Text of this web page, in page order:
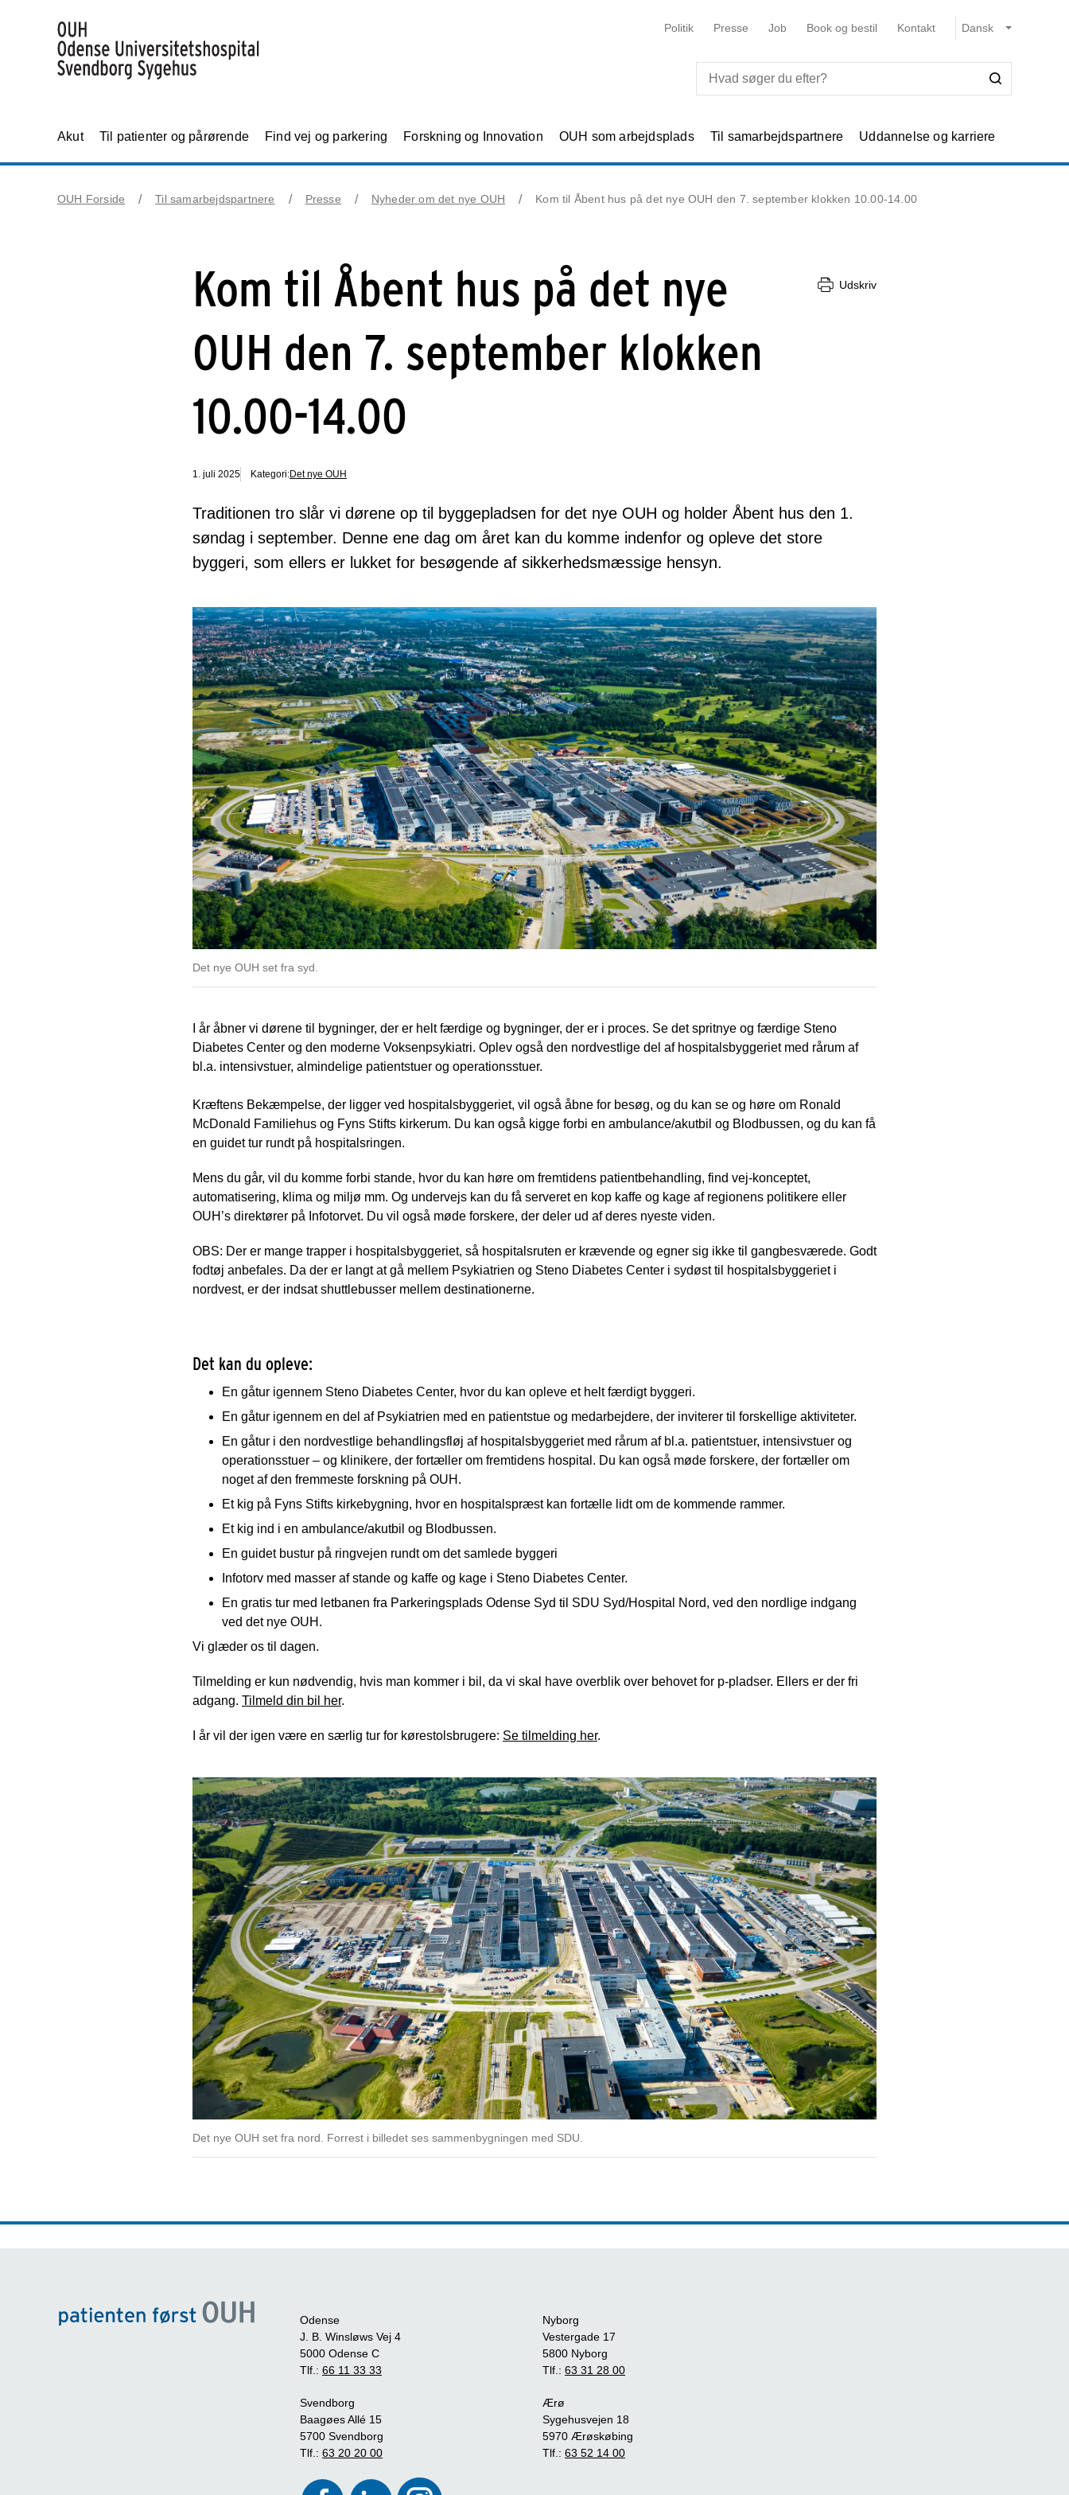
Politik Presse Job Book og bestil Kontakt
Akut Til patienter og pårørende Find vej og parkering Forskning og Innovation OUH som arbejdsplads Til samarbejdspartnere Uddannelse og karriere
OUH Forside Til samarbejdspartnere Presse Nyheder om det nye OUH Kom til Åbent hus på det nye OUH den 7. september klokken 10.00-14.00
Kom til Åbent hus på det nye
OUH den 7. september klokken
10.00-14.00
Udskriv
1. juli 2025 Kategori:Det nye OUH
Traditionen tro slår vi dørene op til byggepladsen for det nye OUH og holder Åbent hus den 1.
søndag i september. Denne ene dag om året kan du komme indenfor og opleve det store
byggeri, som ellers er lukket for besøgende af sikkerhedsmæssige hensyn.
Det nye OUH set fra syd.
I år åbner vi dørene til bygninger, der er helt færdige og bygninger, der er i proces. Se det spritnye og færdige Steno
Diabetes Center og den moderne Voksenpsykiatri. Oplev også den nordvestlige del af hospitalsbyggeriet med rårum af
bl.a. intensivstuer, almindelige patientstuer og operationsstuer.
Kræftens Bekæmpelse, der ligger ved hospitalsbyggeriet, vil også åbne for besøg, og du kan se og høre om Ronald
McDonald Familiehus og Fyns Stifts kirkerum. Du kan også kigge forbi en ambulance/akutbil og Blodbussen, og du kan få
en guidet tur rundt på hospitalsringen.
Mens du går, vil du komme forbi stande, hvor du kan høre om fremtidens patientbehandling, find vej-konceptet,
automatisering, klima og miljø mm. Og undervejs kan du få serveret en kop kaffe og kage af regionens politikere eller
OUH’s direktører på Infotorvet. Du vil også møde forskere, der deler ud af deres nyeste viden.
OBS: Der er mange trapper i hospitalsbyggeriet, så hospitalsruten er krævende og egner sig ikke til gangbesværede. Godt
fodtøj anbefales. Da der er langt at gå mellem Psykiatrien og Steno Diabetes Center i sydøst til hospitalsbyggeriet i
nordvest, er der indsat shuttlebusser mellem destinationerne.
Det kan du opleve:
En gåtur igennem Steno Diabetes Center, hvor du kan opleve et helt færdigt byggeri.
En gåtur igennem en del af Psykiatrien med en patientstue og medarbejdere, der inviterer til forskellige aktiviteter.
En gåtur i den nordvestlige behandlingsfløj af hospitalsbyggeriet med rårum af bl.a. patientstuer, intensivstuer og
operationsstuer – og klinikere, der fortæller om fremtidens hospital. Du kan også møde forskere, der fortæller om
noget af den fremmeste forskning på OUH.
Et kig på Fyns Stifts kirkebygning, hvor en hospitalspræst kan fortælle lidt om de kommende rammer.
Et kig ind i en ambulance/akutbil og Blodbussen.
En guidet bustur på ringvejen rundt om det samlede byggeri
Infotorv med masser af stande og kaffe og kage i Steno Diabetes Center.
En gratis tur med letbanen fra Parkeringsplads Odense Syd til SDU Syd/Hospital Nord, ved den nordlige indgang
ved det nye OUH.
Vi glæder os til dagen.
Tilmelding er kun nødvendig, hvis man kommer i bil, da vi skal have overblik over behovet for p-pladser. Ellers er der fri
adgang. Tilmeld din bil her.
I år vil der igen være en særlig tur for kørestolsbrugere: Se tilmelding her.
Det nye OUH set fra nord. Forrest i billedet ses sammenbygningen med SDU.
Odense
J. B. Winsløws Vej 4
5000 Odense C
Tlf.: 66 11 33 33
Svendborg
Baagøes Allé 15
5700 Svendborg
Tlf.: 63 20 20 00
Nyborg
Vestergade 17
5800 Nyborg
Tlf.: 63 31 28 00
Ærø
Sygehusvejen 18
5970 Ærøskøbing
Tlf.: 63 52 14 00